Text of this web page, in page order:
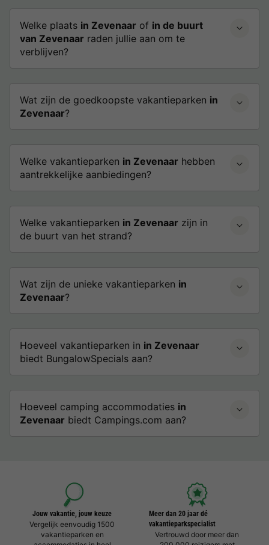
Welke plaats in Zevenaar of in de buurt
van Zevenaar raden jullie aan om te
verblijven?
Wat zijn de goedkoopste vakantieparken in
Zevenaar?
Welke vakantieparken in Zevenaar hebben
aantrekkelijke aanbiedingen?
Welke vakantieparken in Zevenaar zijn in
de buurt van het strand?
Wat zijn de unieke vakantieparken in
Zevenaar?
Hoeveel vakantieparken in in Zevenaar
biedt BungalowSpecials aan?
Hoeveel camping accommodaties in
Zevenaar biedt Campings.com aan?
Jouw vakantie, jouw keuze
Vergelijk eenvoudig 1500
vakantieparken en
Meer dan 20 jaar dé
vakantieparkspecialist
Vertrouwd door meer dan